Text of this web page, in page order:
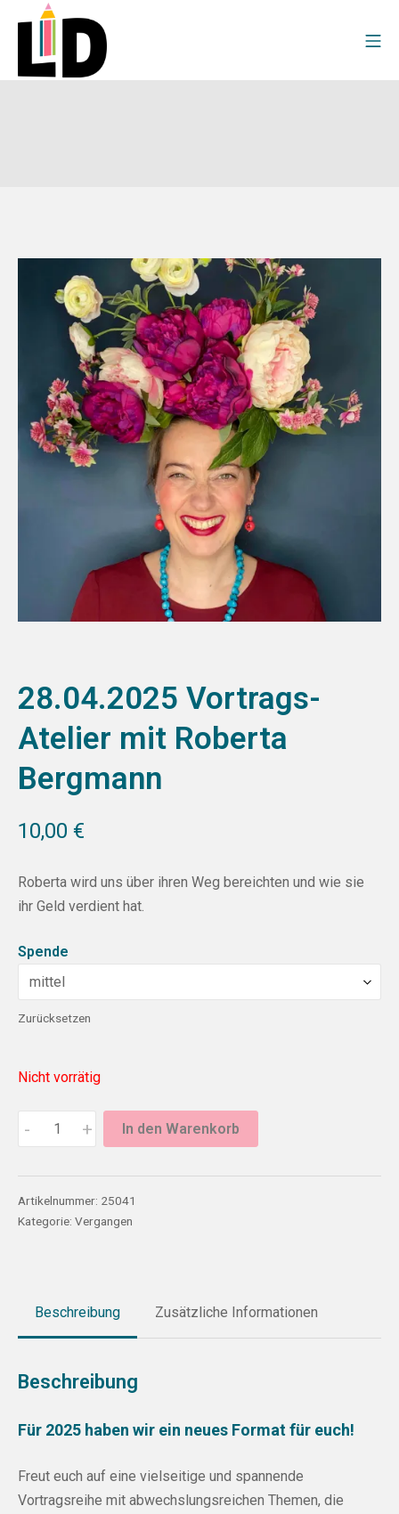
28.04.2025 Vortrags-
Atelier mit Roberta
Bergmann
10,00 €
Roberta wird uns über ihren Weg bereichten und wie sie
ihr Geld verdient hat.
Spende
Zurücksetzen
Nicht vorrätig
- + In den Warenkorb
Artikelnummer: 25041
Kategorie: Vergangen
Beschreibung Zusätzliche Informationen
Beschreibung
Für 2025 haben wir ein neues Format für euch!
Freut euch auf eine vielseitige und spannende
Vortragsreihe mit abwechslungsreichen Themen, die